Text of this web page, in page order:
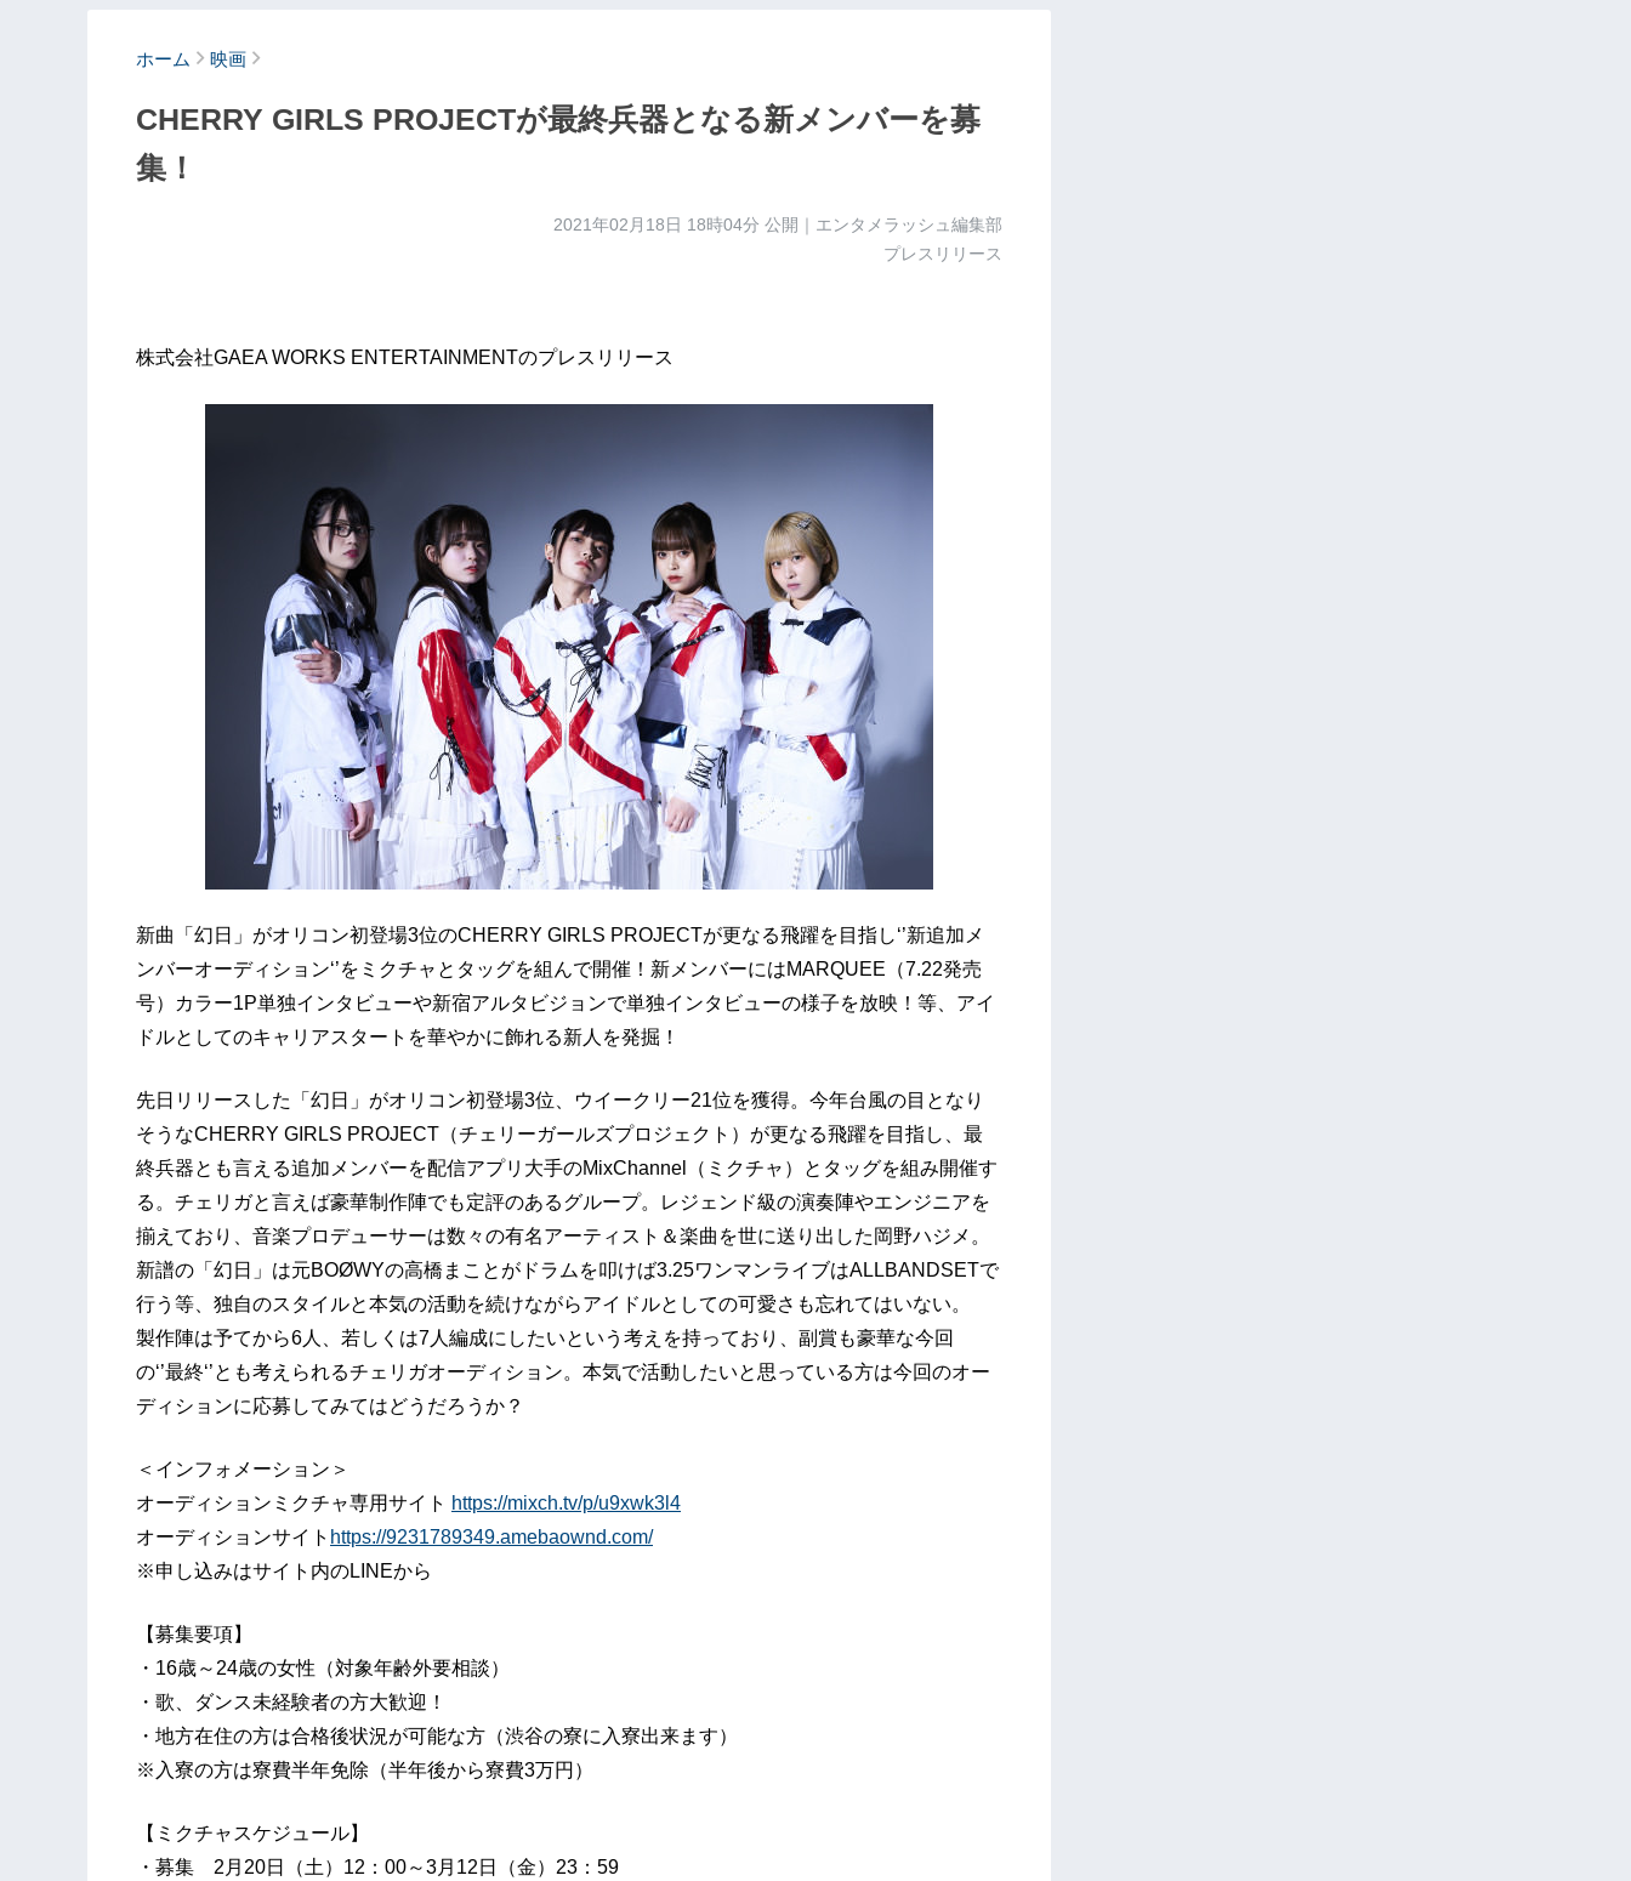
ホーム 映画
CHERRY GIRLS PROJECTが最終兵器となる新メンバーを募
集！
2021年02月18日 18時04分 公開｜エンタメラッシュ編集部
プレスリリース
株式会社GAEA WORKS ENTERTAINMENTのプレスリリース
新曲「幻日」がオリコン初登場3位のCHERRY GIRLS PROJECTが更なる飛躍を目指し‘’新追加メ
ンバーオーディション‘’をミクチャとタッグを組んで開催！新メンバーにはMARQUEE（7.22発売
号）カラー1P単独インタビューや新宿アルタビジョンで単独インタビューの様子を放映！等、アイ
ドルとしてのキャリアスタートを華やかに飾れる新人を発掘！
先日リリースした「幻日」がオリコン初登場3位、ウイークリー21位を獲得。今年台風の目となり
そうなCHERRY GIRLS PROJECT（チェリーガールズプロジェクト）が更なる飛躍を目指し、最
終兵器とも言える追加メンバーを配信アプリ大手のMixChannel（ミクチャ）とタッグを組み開催す
る。チェリガと言えば豪華制作陣でも定評のあるグループ。レジェンド級の演奏陣やエンジニアを
揃えており、音楽プロデューサーは数々の有名アーティスト＆楽曲を世に送り出した岡野ハジメ。
新譜の「幻日」は元BOØWYの高橋まことがドラムを叩けば3.25ワンマンライブはALLBANDSETで
行う等、独自のスタイルと本気の活動を続けながらアイドルとしての可愛さも忘れてはいない。
製作陣は予てから6人、若しくは7人編成にしたいという考えを持っており、副賞も豪華な今回
の‘’最終‘’とも考えられるチェリガオーディション。本気で活動したいと思っている方は今回のオー
ディションに応募してみてはどうだろうか？
＜インフォメーション＞
オーディションミクチャ専用サイト https://mixch.tv/p/u9xwk3l4
オーディションサイト https://9231789349.amebaownd.com/
※申し込みはサイト内のLINEから
【募集要項】
・16歳～24歳の女性（対象年齢外要相談）
・歌、ダンス未経験者の方大歓迎！
・地方在住の方は合格後状況が可能な方（渋谷の寮に入寮出来ます）
※入寮の方は寮費半年免除（半年後から寮費3万円）
【ミクチャスケジュール】
・募集 2月20日（土）12：00～3月12日（金）23：59